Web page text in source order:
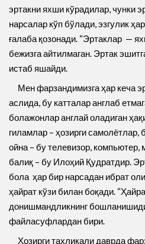
эртакни яхши кўрадилар, чунки
нарсалар кўп бўлади, эзгулик
ғалаба қозонади. “Эртаклар —
бежизга айтилмаган. Эртак
истаб яшайди.
Мен фарзандимизга ҳар кеча
аслида, бу катталар англаб
болажонлар англай оладиган
гиламлар – ҳозирги самолётлар,
ойна – бу телевизор,
балиқ – бу Илоҳий Қудратдир.
бола ҳар бир нарсадан ибрат
ҳайрат кўзи билан боқади.
донишмандликнинг
файласуфлардан бири.
Ҳозирги таҳликали даврда